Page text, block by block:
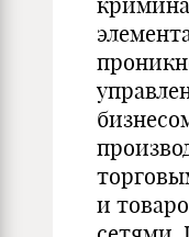
и